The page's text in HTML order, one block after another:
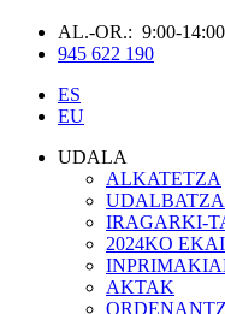
AL.-OR.: 9:00-14:00
945 622 190
ES
EU
UDALA
ALKATETZA
UDALBATZA
IRAGARKI-
2024KO
AKTAK